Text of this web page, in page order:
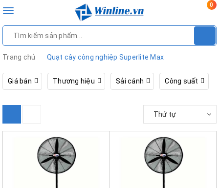
Toggle
0
Trang chủ Quạt cây công nghiệp Superlite Max
Giá bán Thương hiệu Sải cánh Công suất
Thứ tự